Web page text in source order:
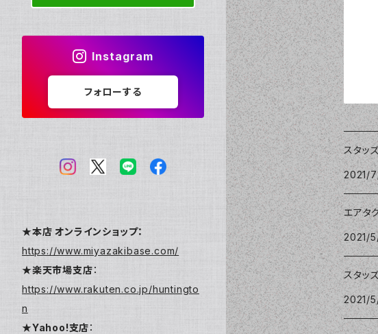
スタッ
2021/
エアタ
2021/
スタッ
2021/
Instagram
フォローする
★本店 オンラインショップ：
https://www.miyazakibase.com/
★楽天市場支店：
https://www.rakuten.co.jp/huntingto
n
★Yahoo!支店：